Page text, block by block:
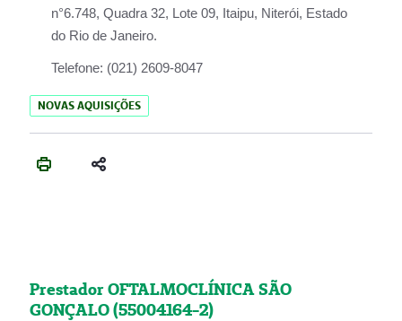
n°6.748, Quadra 32, Lote 09, Itaipu, Niterói, Estado
do Rio de Janeiro.
Telefone: (021) 2609-8047
NOVAS AQUISIÇÕES
Prestador OFTALMOCLÍNICA SÃO
GONÇALO (55004164-2)